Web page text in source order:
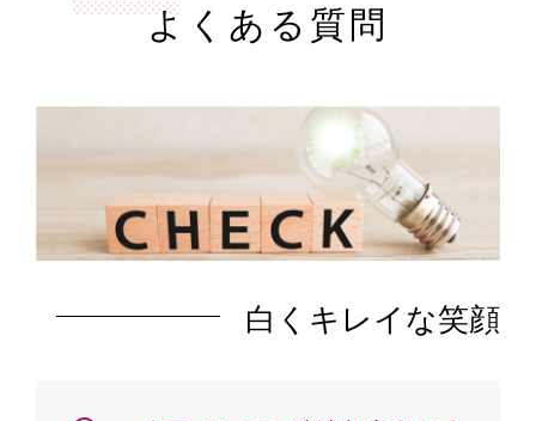
よくある質問
白くキレイな笑顔